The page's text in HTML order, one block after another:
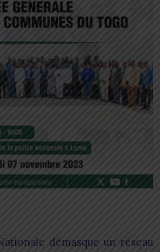
démasque un réseau